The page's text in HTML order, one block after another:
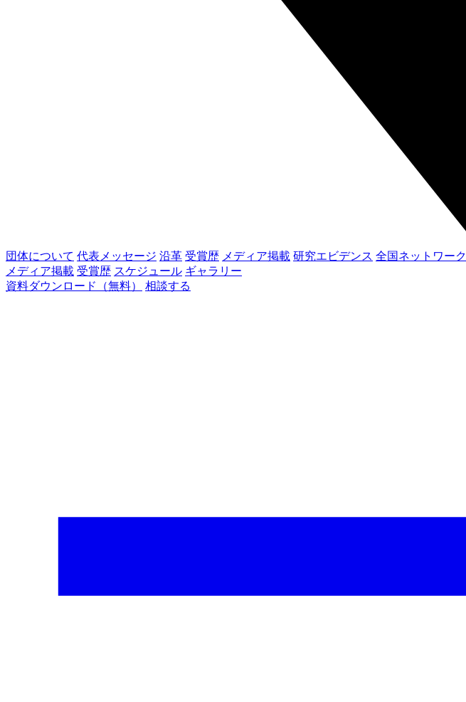
団体について 代表メッセージ 沿革 受賞歴 メディア掲載 研究エビデンス 全国ネットワーク
メディア掲載 受賞歴 スケジュール ギャラリー
資料ダウンロード（無料）
相談する